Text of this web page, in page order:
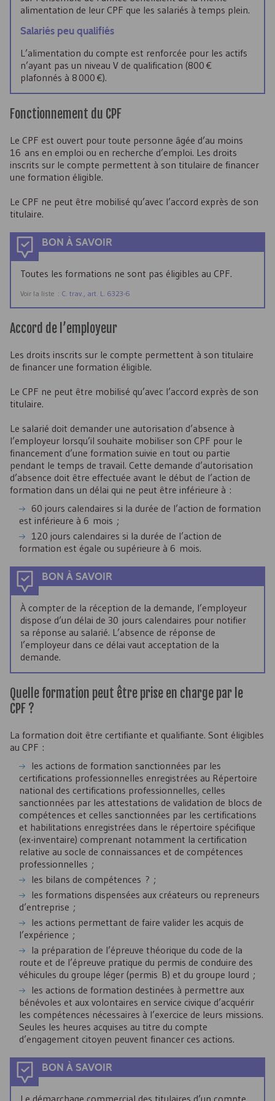
alimentation de leur CPF que les salariés à temps plein.
Salariés peu qualifiés
L’alimentation du compte est renforcée pour les actifs
n’ayant pas un niveau V de qualification (800 €
plafonnés à 8 000 €).
Fonctionnement du CPF
Le CPF est ouvert pour toute personne âgée d’au moins
16 ans en emploi ou en recherche d’emploi. Les droits
inscrits sur le compte permettent à son titulaire de financer
une formation éligible.
Le CPF ne peut être mobilisé qu’avec l’accord exprès de son
titulaire.
BON À SAVOIR
Toutes les formations ne sont pas éligibles au CPF.
Voir la liste : C. trav., art. L. 6323-6
Accord de l’employeur
Les droits inscrits sur le compte permettent à son titulaire
de financer une formation éligible.
Le CPF ne peut être mobilisé qu’avec l’accord exprès de son
titulaire.
Le salarié doit demander une autorisation d’absence à
l’employeur lorsqu’il souhaite mobiliser son CPF pour le
financement d’une formation suivie en tout ou partie
pendant le temps de travail. Cette demande d’autorisation
d’absence doit être effectuée avant le début de l’action de
formation dans un délai qui ne peut être inférieure à :
60 jours calendaires si la durée de l’action de formation
est inférieure à 6 mois ;
120 jours calendaires si la durée de l’action de
formation est égale ou supérieure à 6 mois.
BON À SAVOIR
À compter de la réception de la demande, l’employeur
dispose d’un délai de 30 jours calendaires pour notifier
sa réponse au salarié. L’absence de réponse de
l’employeur dans ce délai vaut acceptation de la
demande.
Quelle formation peut être prise en charge par le
CPF ?
La formation doit être certifiante et qualifiante. Sont éligibles
au CPF :
les actions de formation sanctionnées par les
certifications professionnelles enregistrées au Répertoire
national des certifications professionnelles, celles
sanctionnées par les attestations de validation de blocs de
compétences et celles sanctionnées par les certifications
et habilitations enregistrées dans le répertoire spécifique
(ex-inventaire) comprenant notamment la certification
relative au socle de connaissances et de compétences
professionnelles ;
les bilans de compétences ? ;
les formations dispensées aux créateurs ou repreneurs
d’entreprise ;
les actions permettant de faire valider les acquis de
l’expérience ;
la préparation de l’épreuve théorique du code de la
route et de l’épreuve pratique du permis de conduire des
véhicules du groupe léger (permis B) et du groupe lourd ;
les actions de formation destinées à permettre aux
bénévoles et aux volontaires en service civique d’acquérir
les compétences nécessaires à l’exercice de leurs missions.
Seules les heures acquises au titre du compte
d’engagement citoyen peuvent financer ces actions.
BON À SAVOIR
Le démarchage commercial des titulaires d’un compte